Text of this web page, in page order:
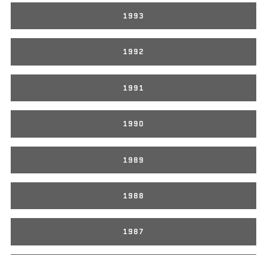
1993
1992
1991
1990
1989
1988
1987